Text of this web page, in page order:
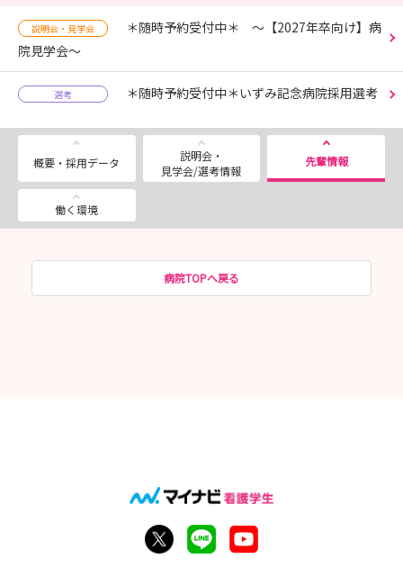
説明会・見学会
＊随時予約受付中＊ ～【2027年卒向け】病
院見学会～
選考 ＊随時予約受付中＊いずみ記念病院採用選考
概要・採用データ
説明会・
見学会/選考情報
先輩情報
働く環境
病院TOPへ戻る